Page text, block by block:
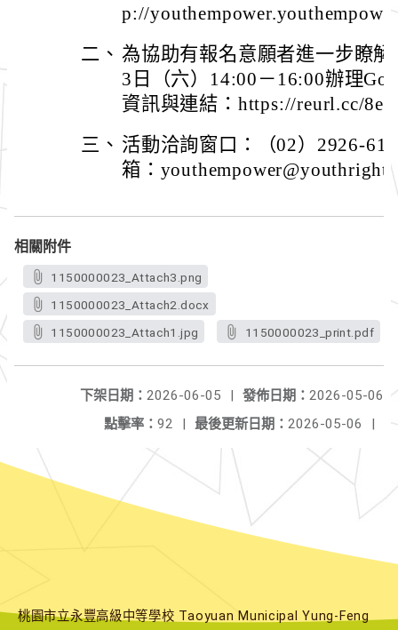
p://
二、 為協助有報名意願者進一步瞭
3日（六）14:00－16:00辦理
資訊與連結：https://reurl.cc/
三、 活動洽詢窗口：（02）2926-
箱：
相關附件
1150000023_Attach3.png
1150000023_Attach2.docx
1150000023_Attach1.jpg
1150000023_print.pdf
發佈日期： 2026-05-06
下架日期： 2026-06-05
|
最後更新日期： 2026-05-06 |
點擊率： 92 |
桃園市立永豐高級中等學校 Taoyuan Municipal Yung-Feng